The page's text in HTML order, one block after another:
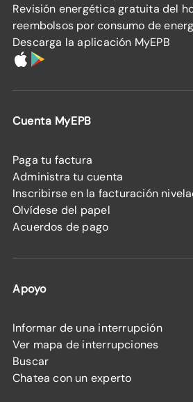
Revisión energética gratuita del
reembolsos por consumo de
Descarga la aplicación MyEPB
Cuenta MyEPB
Paga tu factura
Administra tu cuenta
Inscribirse en la facturación
Olvídese del papel
Acuerdos de pago
Apoyo
Informar de una interrupción
Ver mapa de interrupciones
Buscar
Chatea con un experto